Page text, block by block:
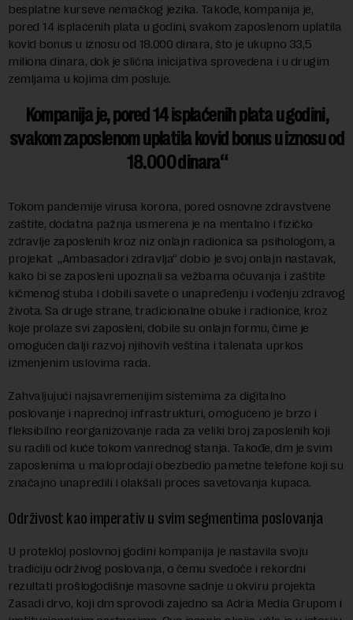
besplatne kurseve nemačkog jezika. Takođe, kompanija je,
pored 14 isplaćenih plata u godini, svakom zaposlenom uplatila
kovid bonus u iznosu od 18.000 dinara, što je ukupno 33,5
miliona dinara, dok je slična inicijativa sprovedena i u drugim
zemljama u kojima dm posluje.
Kompanija je, pored 14 isplaćenih plata u godini,
svakom zaposlenom uplatila kovid bonus u iznosu od
18.000 dinara
Tokom pandemije virusa korona, pored osnovne zdravstvene
zaštite, dodatna pažnja usmerena je na mentalno i fizičko
zdravlje zaposlenih kroz niz onlajn radionica sa psihologom, a
projekat „Ambasadori zdravlja“ dobio je svoj onlajn nastavak,
kako bi se zaposleni upoznali sa vežbama očuvanja i zaštite
kičmenog stuba i dobili savete o unapređenju i vođenju zdravog
života. Sa druge strane, tradicionalne obuke i radionice, kroz
koje prolaze svi zaposleni, dobile su onlajn formu, čime je
omogućen dalji razvoj njihovih veština i talenata uprkos
izmenjenim uslovima rada.
Zahvaljujući najsavremenijim sistemima za digitalno
poslovanje i naprednoj infrastrukturi, omogućeno je brzo i
fleksibilno reorganizovanje rada za veliki broj zaposlenih koji
su radili od kuće tokom vanrednog stanja. Takođe, dm je svim
zaposlenima u maloprodaji obezbedio pametne telefone koji su
značajno unapredili i olakšali proces savetovanja kupaca.
Održivost kao imperativ u svim segmentima poslovanja
U protekloj poslovnoj godini kompanija je nastavila svoju
tradiciju održivog poslovanja, o čemu svedoče i rekordni
rezultati prošlogodišnje masovne sadnje u okviru projekta
Zasadi drvo, koji dm sprovodi zajedno sa Adria Media Grupom i